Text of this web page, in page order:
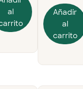
al
Añadir
al
carrito